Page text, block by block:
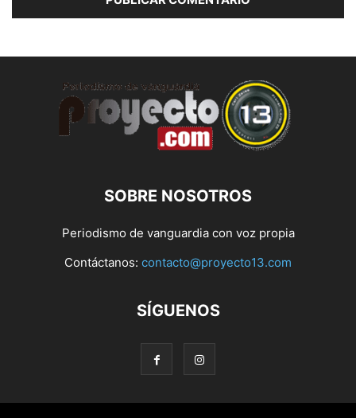
SOBRE NOSOTROS
Periodismo de vanguardia con voz propia
Contáctanos: contacto@proyecto13.com
SÍGUENOS